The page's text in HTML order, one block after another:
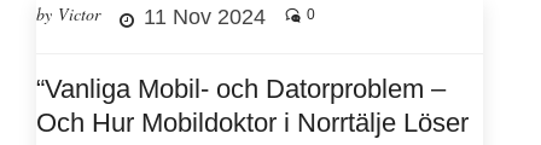
by Victor 11 Nov 2024 0
“Vanliga Mobil- och Datorproblem –
Och Hur Mobildoktor i Norrtälje Löser